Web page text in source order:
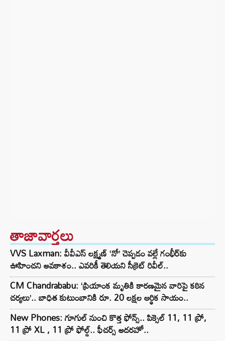
తాజావార్తలు
VVS Laxman: వీవీఎస్ లక్ష్మణ్ ‘నో’ చెప్పడం వల్లే గంభీర్‌కు
ఊహించని అవకాశం.. ఎవరికీ తెలియని సీక్రెట్ రివీల్..
CM Chandrababu: ‘ప్రియాంక మృతికి కారణమైన వారిపై కఠిన
చర్యలు’.. బాధిత కుటుంబానికి రూ. 20 లక్షల ఆర్థిక సాయం..
New Phones: గూగుల్ నుంచి కొత్త ఫోన్స్.. పిక్సెల్ 11, 11 ప్రో,
11 ప్రో XL , 11 ప్రో ఫోల్డ్.. ఫీచర్స్ అదరహో..